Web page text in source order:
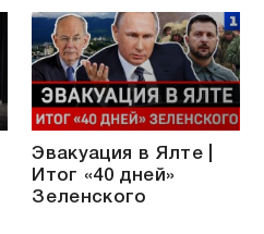
Эвакуация в Ялте |
Итог «40 дней»
Зеленского